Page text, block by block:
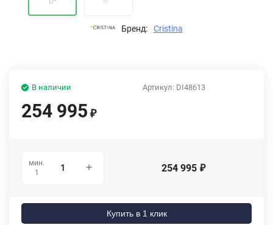
Бренд: Cristina
Артикул: DI48613
В наличии
254 995 ₽
мин.
1
254 995 ₽
Купить в 1 клик